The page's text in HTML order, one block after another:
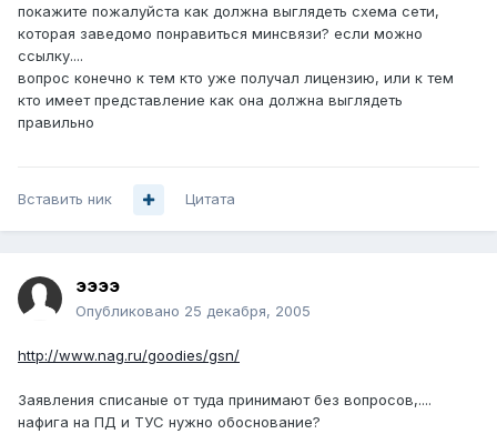
покажите пожалуйста как должна выглядеть схема сети,
которая заведомо понравиться минсвязи? если можно
ссылку....
вопрос конечно к тем кто уже получал лицензию, или к тем
кто имеет представление как она должна выглядеть
правильно
Вставить ник Цитата
ээээ
Опубликовано 25 декабря, 2005
http://www.nag.ru/goodies/gsn/
Заявления списаные от туда принимают без вопросов,....
нафига на ПД и ТУС нужно обоснование?